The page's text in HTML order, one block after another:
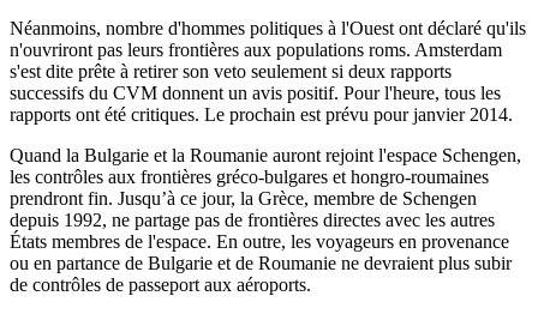
Néanmoins, nombre d'hommes politiques à l'Ouest ont déclaré qu'ils
n'ouvriront pas leurs frontières aux populations roms. Amsterdam
s'est dite prête à retirer son veto seulement si deux rapports
successifs du CVM donnent un avis positif. Pour l'heure, tous les
rapports ont été critiques. Le prochain est prévu pour janvier 2014.
Quand la Bulgarie et la Roumanie auront rejoint l'espace Schengen,
les contrôles aux frontières gréco-bulgares et hongro-roumaines
prendront fin. Jusqu’à ce jour, la Grèce, membre de Schengen
depuis 1992, ne partage pas de frontières directes avec les autres
États membres de l'espace. En outre, les voyageurs en provenance
ou en partance de Bulgarie et de Roumanie ne devraient plus subir
de contrôles de passeport aux aéroports.